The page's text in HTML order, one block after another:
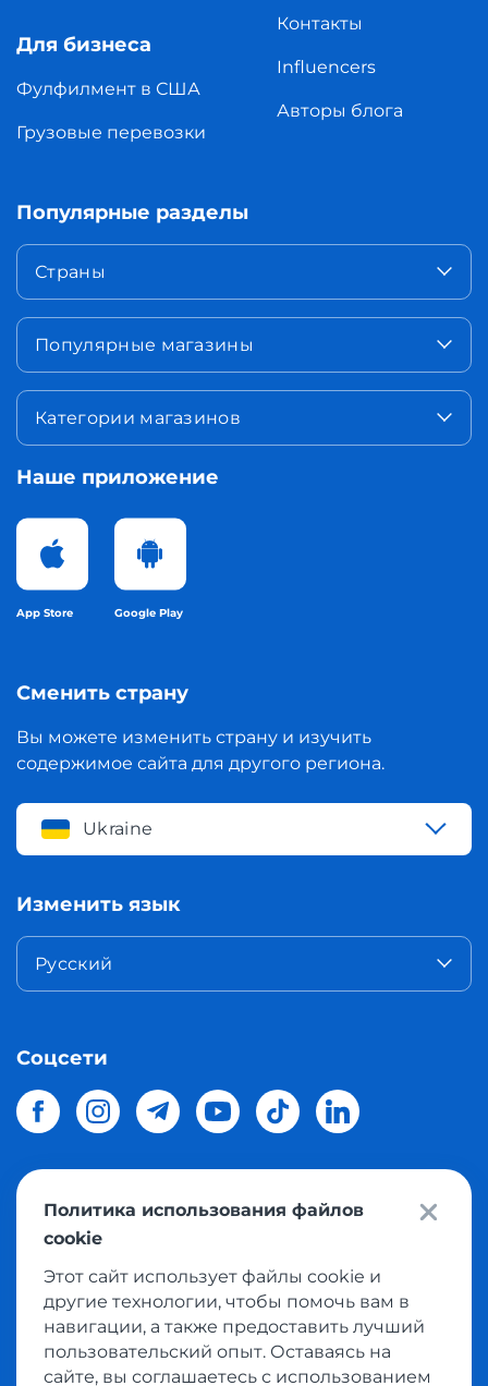
Для бизнеса
Фулфилмент в США
Грузовые перевозки
Контакты
Influencers
Авторы блога
Популярные разделы
Страны
Популярные магазины
Категории магазинов
Наше приложение
App Store Google Play
Сменить страну
Вы можете изменить страну и изучить
содержимое сайта для другого региона.
Ukraine
Изменить язык
Русский
Соцсети
© 2026 Meest Shoppingдоставка покупок с интернет
магазинов мира в Украину.
Политика конфиденциальности
Публичная оферта
Условия пользования сервисом выкупа товаров
Политика использования файлов
cookie
Этот сайт использует файлы cookie и
другие технологии, чтобы помочь вам в
навигации, а также предоставить лучший
пользовательский опыт. Оставаясь на
сайте, вы соглашаетесь с использованием